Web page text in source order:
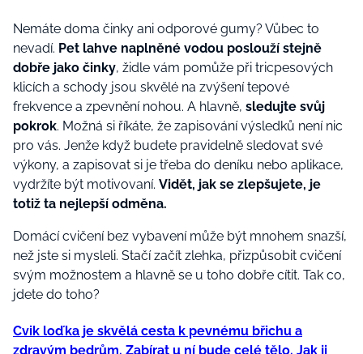
Nemáte doma činky ani odporové gumy? Vůbec to
nevadí. Pet lahve naplněné vodou poslouží stejně
dobře jako činky, židle vám pomůže při tricpesových
klicích a schody jsou skvělé na zvýšení tepové
frekvence a zpevnění nohou. A hlavně, sledujte svůj
pokrok. Možná si říkáte, že zapisování výsledků není nic
pro vás. Jenže když budete pravidelně sledovat své
výkony, a zapisovat si je třeba do deníku nebo aplikace,
vydržíte být motivovaní. Vidět, jak se zlepšujete, je
totiž ta nejlepší odměna.
Domácí cvičení bez vybavení může být mnohem snazší,
než jste si mysleli. Stačí začít zlehka, přizpůsobit cvičení
svým možnostem a hlavně se u toho dobře cítit. Tak co,
jdete do toho?
Cvik loďka je skvělá cesta k pevnému břichu a
zdravým bedrům. Zabírat u ní bude celé tělo. Jak ji